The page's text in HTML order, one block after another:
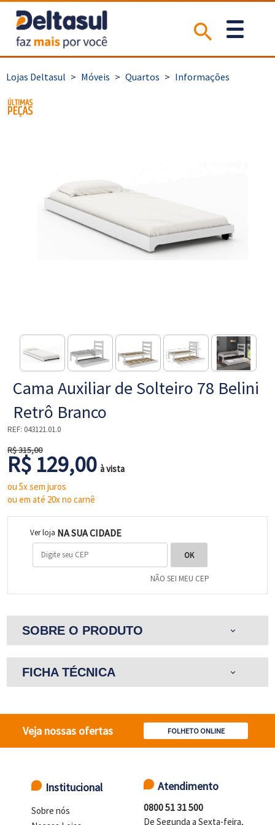
> Móveis > Quartos > Informações
Cama Auxiliar de Solteiro 78 Belini
Retrô Branco
REF: 043121.01.0
R$ 315,00
R$ 129,00à vista
ou 5x sem juros
ou em até 20x no carnê
Ver loja NA SUA CIDADE
NÃO SEI MEU CEP
SOBRE O PRODUTO expand_more
FICHA TÉCNICA expand_more
Veja nossas ofertas FOLHETO ONLINE
Institucional
Sobre nós
Atendimento
0800 51 31 500
De Segunda a Sexta-feira,